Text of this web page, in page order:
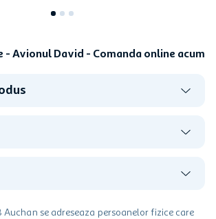
Avionul David - Comanda online acum
Auchan se adreseaza persoanelor fizice care